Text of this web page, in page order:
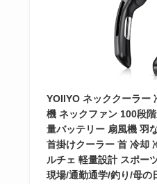
YOIIYO ネッククーラー
機 ネックファン 100段
量バッテリー 扇風機 羽
首掛けクーラー 首 冷却
ルチェ 軽量設計 スポー
現場/通勤通学/釣り/母の